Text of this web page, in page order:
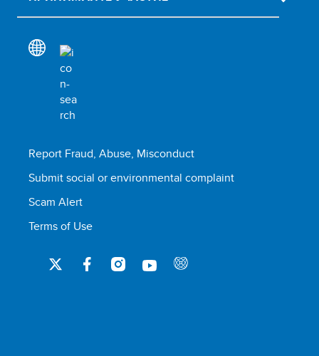
Report Fraud, Abuse, Misconduct
Submit social or environmental complaint
Scam Alert
Terms of Use